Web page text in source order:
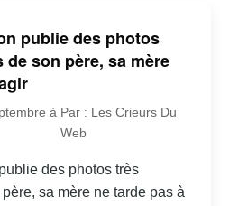
publie des photos
son père, sa mère
à Par : Les Crieurs Du
Web
des photos très
sa mère ne tarde pas à